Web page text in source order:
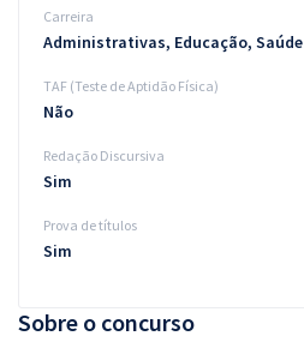
Sobre o concurso
Carreira
Administrativas, Educação, Saúde
TAF (Teste de Aptidão Física)
Não
Redação Discursiva
Sim
Prova de títulos
Sim